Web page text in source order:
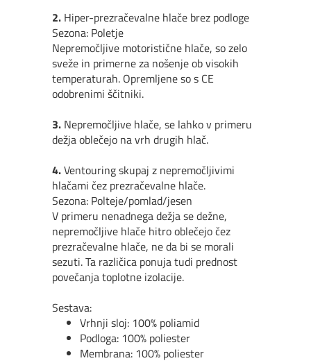
2. Hiper-prezračevalne hlače brez podloge
Sezona: Poletje
Nepremočljive motoristične hlače, so zelo
sveže in primerne za nošenje ob visokih
temperaturah. Opremljene so s CE
odobrenimi ščitniki.
3. Nepremočljive hlače, se lahko v primeru
dežja oblečejo na vrh drugih hlač.
4.Ventouring skupaj z nepremočljivimi
hlačami čez prezračevalne hlače.
Sezona: Polteje/pomlad/jesen
V primeru nenadnega dežja se dežne,
nepremočljive hlače hitro oblečejo čez
prezračevalne hlače, ne da bi se morali
sezuti. Ta različica ponuja tudi prednost
povečanja toplotne izolacije.
Sestava:
Vrhnji sloj: 100% poliamid
Podloga: 100% poliester
Membrana: 100% poliester